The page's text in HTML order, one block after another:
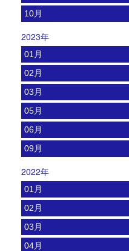
10月
2023年
01月
02月
03月
05月
06月
09月
2022年
01月
02月
03月
04月